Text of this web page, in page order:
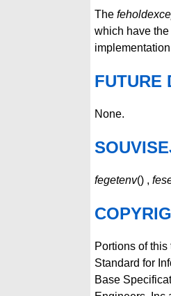
The
which have
FUTURE
None.
fegetenv() ,
Portions of
Standard for
Base